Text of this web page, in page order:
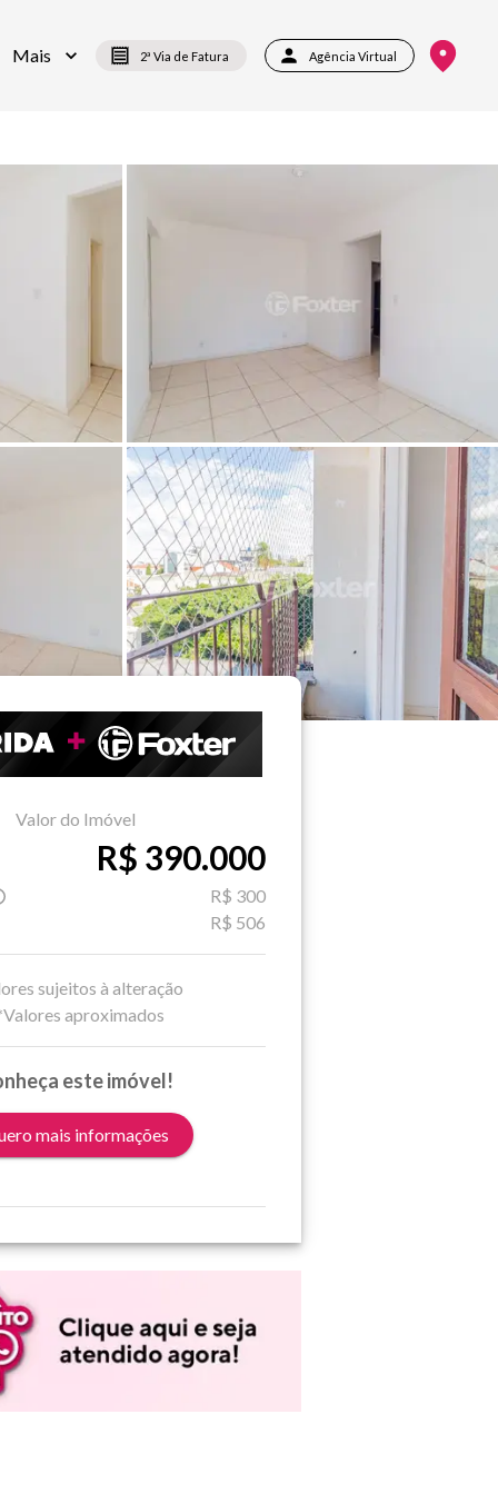
Mais 2ª Via de Fatura Agência Virtual
Valor do Imóvel
R$ 390.000
R$ 300
R$ 506
sujeitos à alteração
aproximados
este imóvel!
mais informações